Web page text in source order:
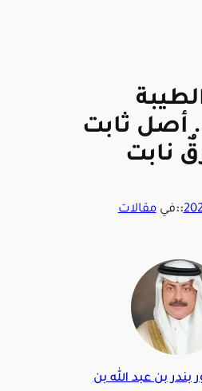
أصل ثابت
نابت
::فيمقالات
بندر بن عبد الله بن